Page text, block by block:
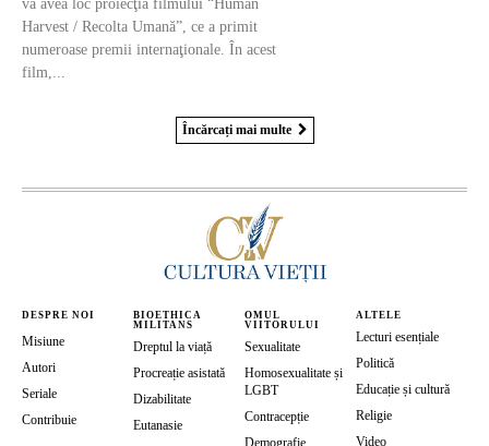
va avea loc proiecţia filmului “Human
Harvest / Recolta Umană”, ce a primit
numeroase premii internaţionale. În acest
film,...
Încărcați mai multe
DESPRE NOI
Misiune
Autori
Seriale
Contribuie
BIOETHICA
MILITANS
Dreptul la viață
Procreație asistată
Dizabilitate
Eutanasie
OMUL
VIITORULUI
Sexualitate
Homosexualitate și
LGBT
Contracepție
ALTELE
Lecturi esențiale
Politică
Educație și cultură
Religie
Video